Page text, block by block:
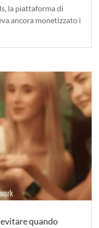
la piattaforma di
ancora monetizzato i
quando